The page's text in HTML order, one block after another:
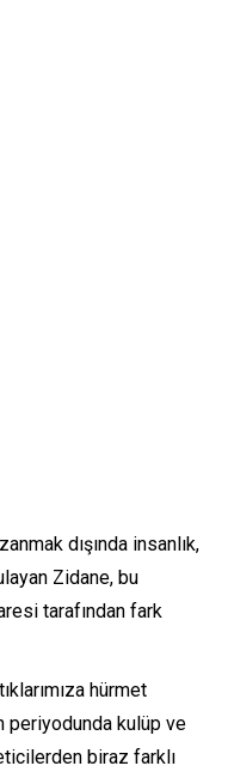
dışında insanlık,
Zidane, bu
tarafından fark
hürmet
periyodunda kulüp ve
biraz farklı